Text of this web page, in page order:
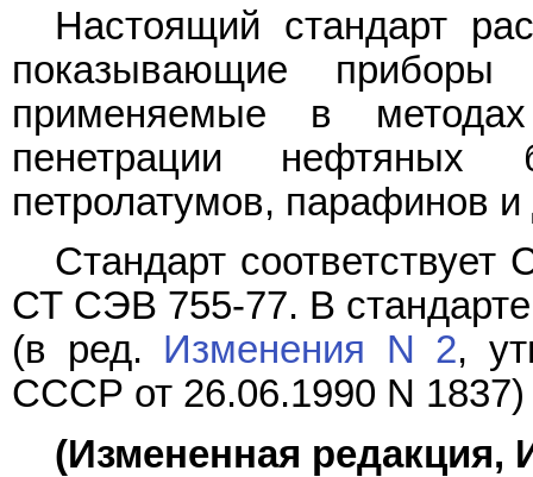
Настоящий стандарт
показывающие приборы
применяемые в
пенетрации нефтяных
петролатумов, парафинов и
Стандарт
СТ СЭВ 755-77. В
(в ред. Изменения N 2,
СССР от 26.06.1990 N 1837)
(Измененная редакция,